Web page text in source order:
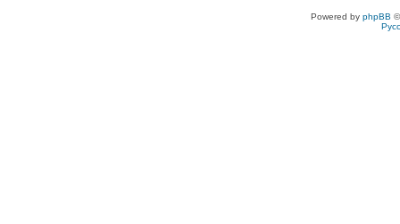
Powered by phpBB